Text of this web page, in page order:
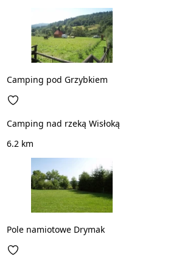
Camping pod Grzybkiem
Camping nad rzeką Wisłoką
6.2 km
Pole namiotowe Drymak